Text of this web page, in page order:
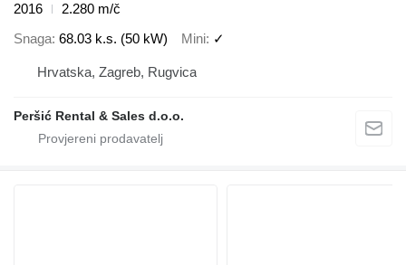
2016
2.280 m/č
Snaga 68.03 k.s. (50 kW) Mini ✓
Hrvatska, Zagreb, Rugvica
Peršić Rental & Sales d.o.o.